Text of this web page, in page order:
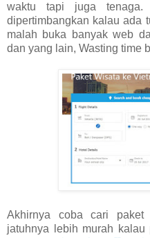
waktu tapi juga tenaga.
dipertimbangkan kalau ada
malah buka banyak web
dan yang lain, Wasting time
Akhirnya coba cari
jatuhnya lebih murah